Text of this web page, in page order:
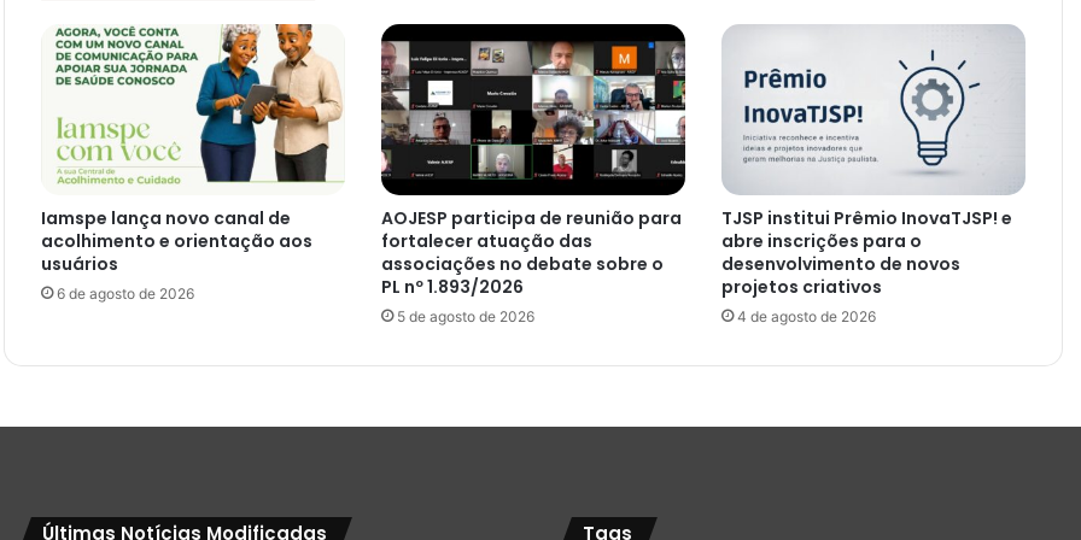
Iamspe lança novo canal de
acolhimento e orientação aos
usuários
6 de agosto de 2026
AOJESP participa de reunião para
fortalecer atuação das
associações no debate sobre o
PL nº 1.893/2026
5 de agosto de 2026
TJSP institui Prêmio InovaTJSP! e
abre inscrições para o
desenvolvimento de novos
projetos criativos
4 de agosto de 2026
Últimas Notícias Modificadas Tags